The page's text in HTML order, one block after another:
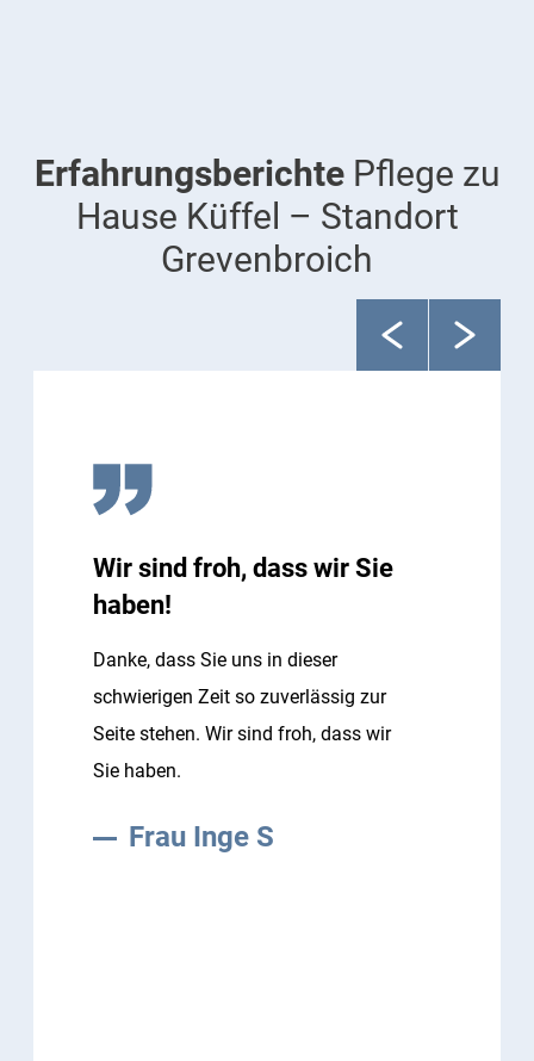
ErfahrungsberichtePflege zu
Hause Küffel – Standort
Grevenbroich
Wir sind froh, dass wir Sie
haben!
Danke, dass Sie uns in dieser
schwierigen Zeit so zuverlässig zur
Seite stehen. Wir sind froh, dass wir
Sie haben.
Frau Inge S